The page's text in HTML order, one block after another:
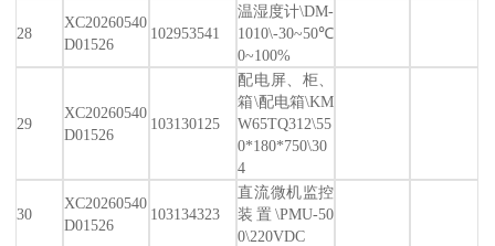
28
XC20260540
D01526
102953541
温湿度计\DM-
1010\-30~50℃
0~100%
29
XC20260540
D01526
103130125
配电屏、柜、
箱\配电箱\KM
W65TQ312\55
0*180*750\30
4
30
XC20260540
D01526
103134323
直流微机监控
装置\PMU-50
0\220VDC